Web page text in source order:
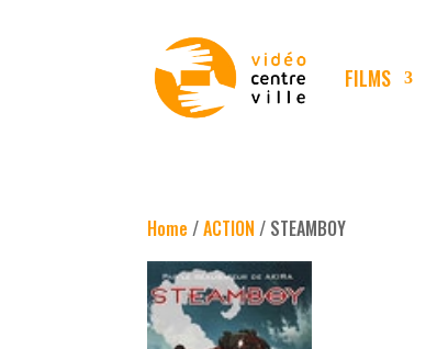
FILMS
Home /ACTION / STEAMBOY